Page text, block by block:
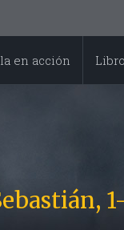
en acción